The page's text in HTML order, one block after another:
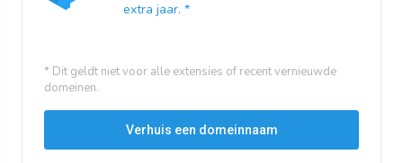
extra jaar. *
* Dit geldt niet voor alle extensies of recent vernieuwde
domeinen.
Verhuis een domeinnaam